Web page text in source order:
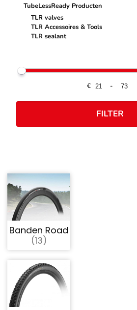
TubeLessReady Producten
TLR valves
TLR Accessoires & Tools
TLR sealant
€ -
FILTER
Banden Road
(13)